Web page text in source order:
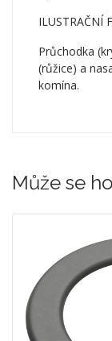
ILUSTRAČNÍ
Průchodka
(růžice) a
komína.
Může se